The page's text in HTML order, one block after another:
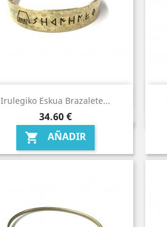
Irulegiko Eskua Brazalete...
Precio
34,60 €
 AÑADIR